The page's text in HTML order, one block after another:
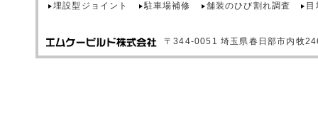
埋設型ジョイント
駐車場補修 舗装のひび割れ調査 目
〒344-0051 埼玉県春日部市内牧